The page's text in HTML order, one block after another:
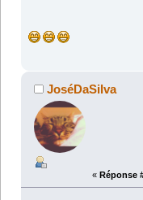
JoséDaSilva
« Réponse